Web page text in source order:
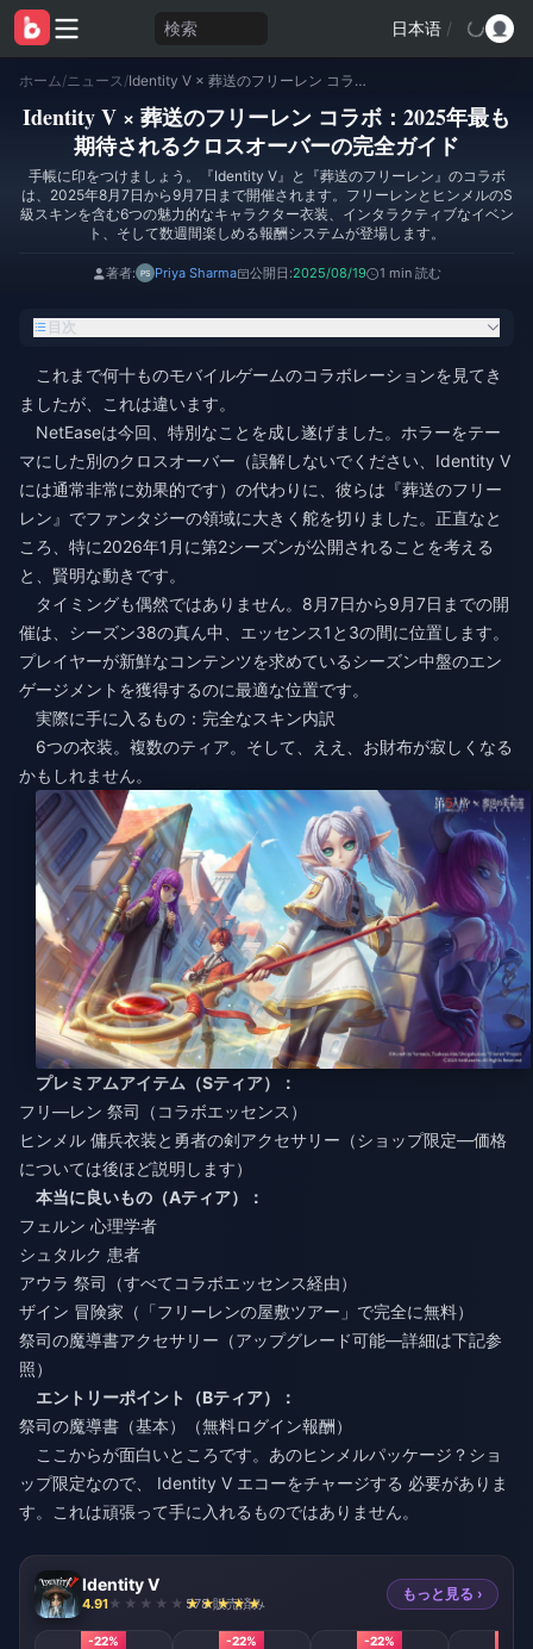
検索 日本语 /
ホーム/ニュース / Identity V × 葬送のフリーレン コラボ：2025年最も期待されるクロスオーバーの完全ガイド
Identity V × 葬送のフリーレン コラボ：2025年最も
期待されるクロスオーバーの完全ガイド
手帳に印をつけましょう。『Identity V』と『葬送のフリーレン』のコラボ
は、2025年8月7日から9月7日まで開催されます。フリーレンとヒンメルのS
級スキンを含む6つの魅力的なキャラクター衣装、インタラクティブなイベン
ト、そして数週間楽しめる報酬システムが登場します。
著者: Priya Sharma 公開日:2025/08/19 1 min 読む
目次
これまで何十ものモバイルゲームのコラボレーションを見てき
ましたが、これは違います。
NetEaseは今回、特別なことを成し遂げました。ホラーをテー
マにした別のクロスオーバー（誤解しないでください、Identity V
には通常非常に効果的です）の代わりに、彼らは『葬送のフリー
レン』でファンタジーの領域に大きく舵を切りました。正直なと
ころ、特に2026年1月に第2シーズンが公開されることを考える
と、賢明な動きです。
タイミングも偶然ではありません。8月7日から9月7日までの開
催は、シーズン38の真ん中、エッセンス1と3の間に位置します。
プレイヤーが新鮮なコンテンツを求めているシーズン中盤のエン
ゲージメントを獲得するのに最適な位置です。
実際に手に入るもの：完全なスキン内訳
6つの衣装。複数のティア。そして、ええ、お財布が寂しくなる
かもしれません。
プレミアムアイテム（Sティア）：
フリ―レン 祭司（コラボエッセンス）
ヒンメル 傭兵衣装と勇者の剣アクセサリー（ショップ限定—価格
については後ほど説明します）
本当に良いもの（Aティア）：
フェルン 心理学者
シュタルク 患者
アウラ 祭司（すべてコラボエッセンス経由）
ザイン 冒険家（「フリーレンの屋敷ツアー」で完全に無料）
祭司の魔導書アクセサリー（アップグレード可能—詳細は下記参
照）
エントリーポイント（Bティア）：
祭司の魔導書（基本）（無料ログイン報酬）
ここからが面白いところです。あのヒンメルパッケージ？ショ
ップ限定なので、 Identity V エコーをチャージする 必要がありま
す。これは頑張って手に入れるものではありません。
Identity V
4.91 578 販売済み
もっと見る ›
-22% -22% -22%